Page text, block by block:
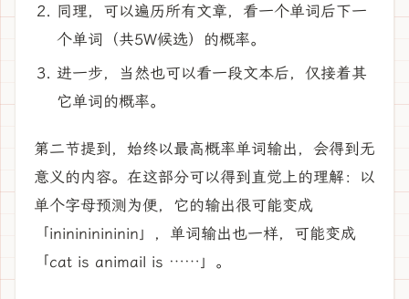
同理，可以遍历所有文章，看一个单词后下一
个单词（共5W候选）的概率。
进一步，当然也可以看一段文本后，仅接着其
它单词的概率。
第二节提到，始终以最高概率单词输出，会得到无
意义的内容。在这部分可以得到直觉上的理解：以
单个字母预测为便，它的输出很可能变成
「ininininininin」，单词输出也一样，可能变成
「cat is animail is ……」。